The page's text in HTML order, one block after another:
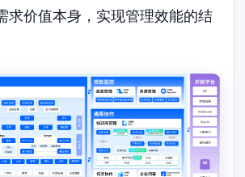
求价值本身，实现管理效能的结